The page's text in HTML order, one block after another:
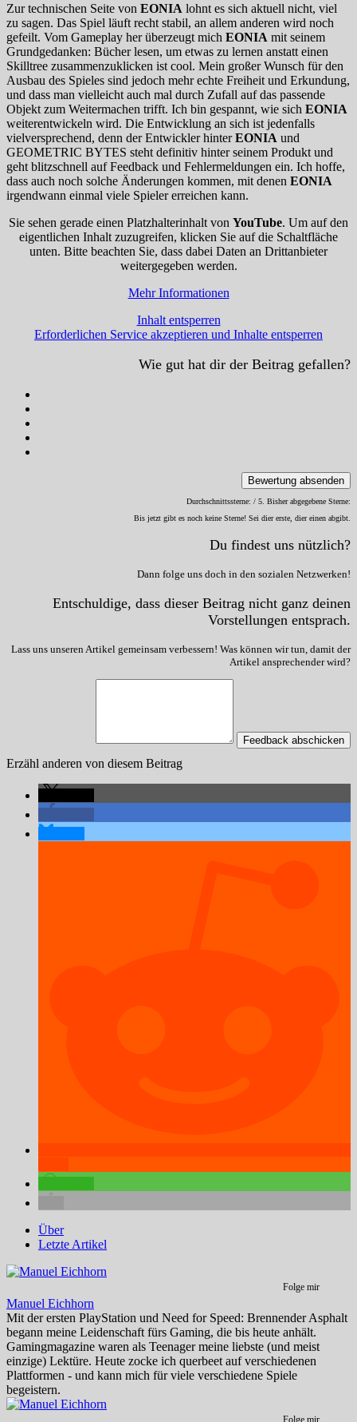
Zur technischen Seite von EONIA lohnt es sich aktuell nicht, viel
zu sagen. Das Spiel läuft recht stabil, an allem anderen wird noch
gefeilt. Vom Gameplay her überzeugt mich EONIA mit seinem
Grundgedanken: Bücher lesen, um etwas zu lernen anstatt einen
Skilltree zusammenzuklicken ist cool. Mein großer Wunsch für den
Ausbau des Spieles sind jedoch mehr echte Freiheit und Erkundung,
und dass man vielleicht auch mal durch Zufall auf das passende
Objekt zum Weitermachen trifft. Ich bin gespannt, wie sich EONIA
weiterentwickeln wird. Die Entwicklung an sich ist jedenfalls
vielversprechend, denn der Entwickler hinterEONIA und
GEOMETRIC BYTES steht definitiv hinter seinem Produkt und
geht blitzschnell auf Feedback und Fehlermeldungen ein. Ich hoffe,
dass auch noch solche Änderungen kommen, mit denen EONIA
irgendwann einmal viele Spieler erreichen kann.
Sie sehen gerade einen Platzhalterinhalt von YouTube. Um auf den
eigentlichen Inhalt zuzugreifen, klicken Sie auf die Schaltfläche
unten. Bitte beachten Sie, dass dabei Daten an Drittanbieter
weitergegeben werden.
Mehr Informationen
Inhalt entsperren
Erforderlichen Service akzeptieren und Inhalte entsperren
Wie gut hat dir der Beitrag gefallen?
Bewertung absenden
Durchschnittssterne: / 5. Bisher abgegebene Sterne:
Bis jetzt gibt es noch keine Sterne! Sei dier erste, dier einen abgibt.
Du findest uns nützlich?
Dann folge uns doch in den sozialen Netzwerken!
Entschuldige, dass dieser Beitrag nicht ganz deinen
Vorstellungen entsprach.
Lass uns unseren Artikel gemeinsam verbessern! Was können wir tun, damit der
Artikel ansprechender wird?
Feedback abschicken
Erzähl anderen von diesem Beitrag
Über
Letzte Artikel
Folge mir
Manuel Eichhorn
Mit der ersten PlayStation und Need for Speed: Brennender Asphalt
begann meine Leidenschaft fürs Gaming, die bis heute anhält.
Gamingmagazine waren als Teenager meine liebste (und meist
einzige) Lektüre. Heute zocke ich querbeet auf verschiedenen
Plattformen - und kann mich für viele verschiedene Spiele
begeistern.
Folge mir